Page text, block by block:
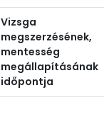
Vizsga
megszerzésének,
mentesség
megállapításának
időpontja